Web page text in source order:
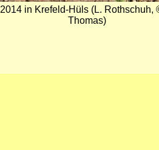
2014 in Krefeld-Hüls (L. Rothschuh,
Thomas)